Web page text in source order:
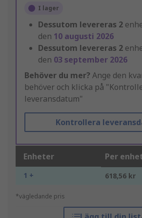
I lager
Dessutom levereras 2
den 10 augusti 2026
Dessutom levereras 2
den 03 september 2026
Behöver du mer? Ange den
behöver och klicka på
leveransdatum"
Kontrollera
Enheter Per
1 + 618,56 kr
*vägledande pris